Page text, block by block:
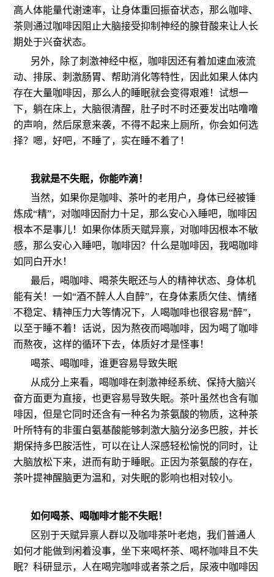
高人体能量代谢速率，让身体重回振奋状态，那么咖啡、
茶则通过咖啡因阻止大脑接受抑制神经的腺苷酸来让人长
期处于兴奋状态。
另外，除了刺激神经中枢，咖啡因还有着加速血液流
动、排尿、刺激肠胃、帮助消化等特性，因此如果人体内
存在大量咖啡因，那么人的睡眠就会变得艰难！试想一
下，躺在床上，大脑很清醒，肚子时不时还要发出咕噜噜
的声响，然后尿意来袭，不得不起来上厕所，你会如何选
择？嗯，好吧，不睡了，实在睡不着了！
我就是不失眠，你能咋滴！
当然，如果你是咖啡、茶叶的老用户，身体已经被锤
炼成“精”，对咖啡因耐力十足，那么安心入睡吧，咖啡因
根本不是事儿！如果你体质天赋异禀，对咖啡因根本不敏
感，那么安心入睡吧，咖啡因？什么是咖啡因，我喝咖啡
如同白开水！
最后，喝咖啡、喝茶失眠还与人的精神状态、身体机
能有关！一如“酒不醉人人自醉”，在身体素质欠佳、情绪
不稳定、精神压力大等情况下，人喝咖啡也很容易“醉”，
以至于睡不着！话说，因为熬夜而喝咖啡，因为喝了咖啡
而熬夜，这样的循环下去，体质好才是怪事！
喝茶、喝咖啡，谁更容易导致失眠
从成分上来看，喝咖啡在刺激神经系统、保持大脑兴
奋方面更为直接，也更容易导致失眠。茶叶虽然也含有咖
啡因，但是它同时还含有一种名为茶氨酸的物质，这种茶
叶所特有的非蛋白氨基酸能够刺激大脑分泌多巴胺，并长
期保持多巴胺活性，可以在让人深感轻松愉悦的同时，让
大脑放松下来，进而有助于睡眠。正因为茶氨酸的存在，
茶叶提神醒脑更为温和，对失眠的影响也相对较小。
如何喝茶、喝咖啡才能不失眠！
区别于天赋异禀人群以及咖啡茶叶老炮，我们普通人
如何才能做到闲着没事，坐下来喝杯茶、喝杯咖啡且不失
眠？科研显示，人在喝完咖啡或者茶之后，尿液中咖啡因